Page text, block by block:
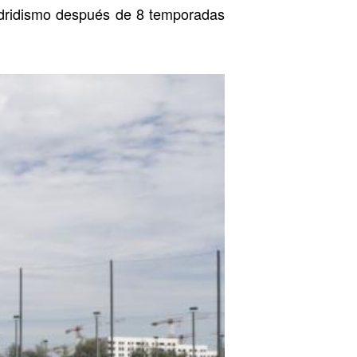
después de 8 temporadas